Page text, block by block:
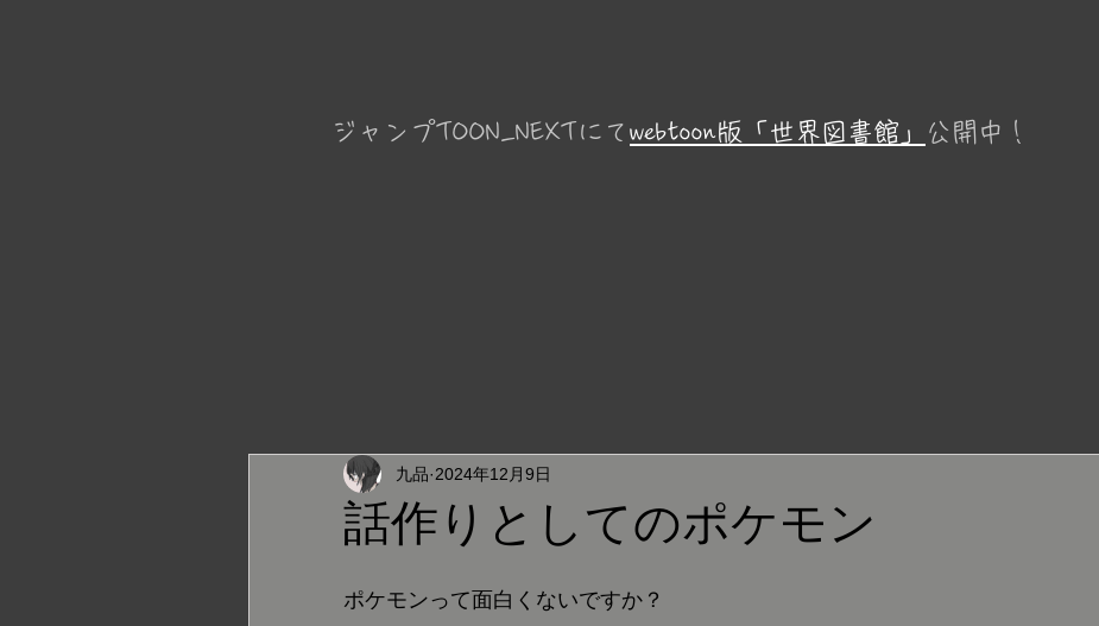
ジャンプTOON_NEXTにて webtoon版「世界図書館」 公開中！
話作りとしてのポケモン
九品 2024年12月9日
ポケモンって面白くないですか？